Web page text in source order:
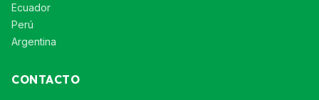
Ecuador
Perú
Argentina
CONTACTO